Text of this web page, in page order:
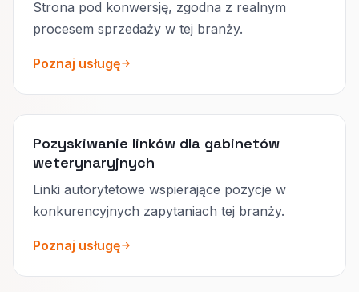
Strona pod konwersję, zgodna z realnym
procesem sprzedaży w tej branży.
Poznaj usługę
Pozyskiwanie linków dla gabinetów
weterynaryjnych
Linki autorytetowe wspierające pozycje w
konkurencyjnych zapytaniach tej branży.
Poznaj usługę